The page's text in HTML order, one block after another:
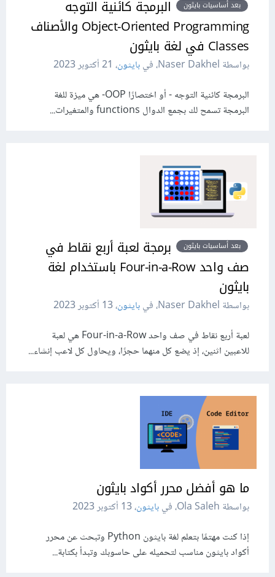
بعد أساسيات بايثون
البرمجة كائنية التوجه
Object-Oriented Programming والأصناف
Classes في لغة بايثون
بواسطة Naser Dakhel، في بايثون، 21 أكتوبر 2023
البرمجة كائنية التوجه - أو اختصارًا OOP- هي ميزة للغة
البرمجة تسمح لك بجمع الدوال functions والمتغيرات...
بعد أساسيات بايثون
برمجة لعبة أربع نقاط في
صف واحد Four-in-a-Row باستخدام لغة
بايثون
بواسطة Naser Dakhel، في بايثون،13 أكتوبر 2023
لعبة أربع نقاط في صف واحد Four-in-a-Row هي لعبة
للاعبين اثنين، إذ يضع كل منهما حجرًا، ويحاول كل لاعب إنشاء...
ما هو أفضل محرر أكواد بايثون
بواسطة Ola Saleh، في بايثون،13 أكتوبر 2023
إذا كنت مهتمًا بتعلم لغة بايثون Python وتبحث عن محرر
أكواد بايثون مناسب لتحميله على حاسوبك وتبدأ بكتابة...